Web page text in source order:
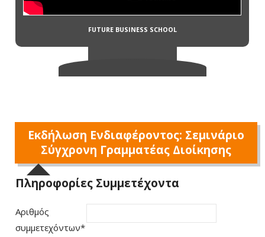
Εκδήλωση Ενδιαφέροντος: Σεμινάριο
Σύγχρονη Γραμματέας Διοίκησης
Πληροφορίες Συμμετέχοντα
Αριθμός
συμμετεχόντων*